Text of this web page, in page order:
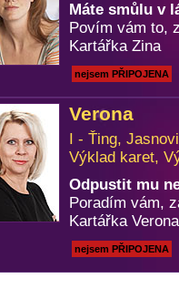
Máte smůlu v
Povím vám to,
Kartářka Zina
nejsem PŘIPOJENA
Verona
I - Ťing,
Výklad karet,
Odpustit mu
Poradím vám,
Kartářka Verona
nejsem PŘIPOJENA